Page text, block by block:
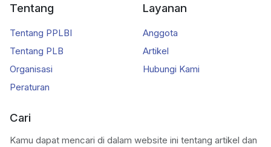
Tentang
Tentang PPLBI
Tentang PLB
Organisasi
Peraturan
Layanan
Anggota
Artikel
Hubungi Kami
Cari
Kamu dapat mencari di dalam website ini tentang artikel dan